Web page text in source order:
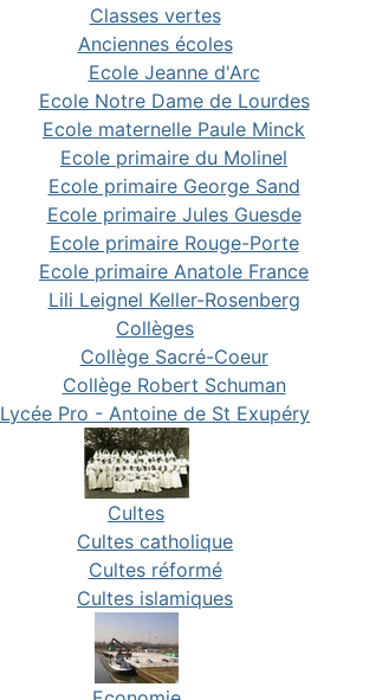
Classes vertes
Anciennes écoles
Ecole Jeanne d'Arc
Ecole Notre Dame de Lourdes
Ecole maternelle Paule Minck
Ecole primaire du Molinel
Ecole primaire George Sand
Ecole primaire Jules Guesde
Ecole primaire Rouge-Porte
Ecole primaire Anatole France
Lili Leignel Keller-Rosenberg
Collèges
Collège Sacré-Coeur
Collège Robert Schuman
Lycée Pro - Antoine de St Exupéry
Cultes
Cultes catholique
Cultes réformé
Cultes islamiques